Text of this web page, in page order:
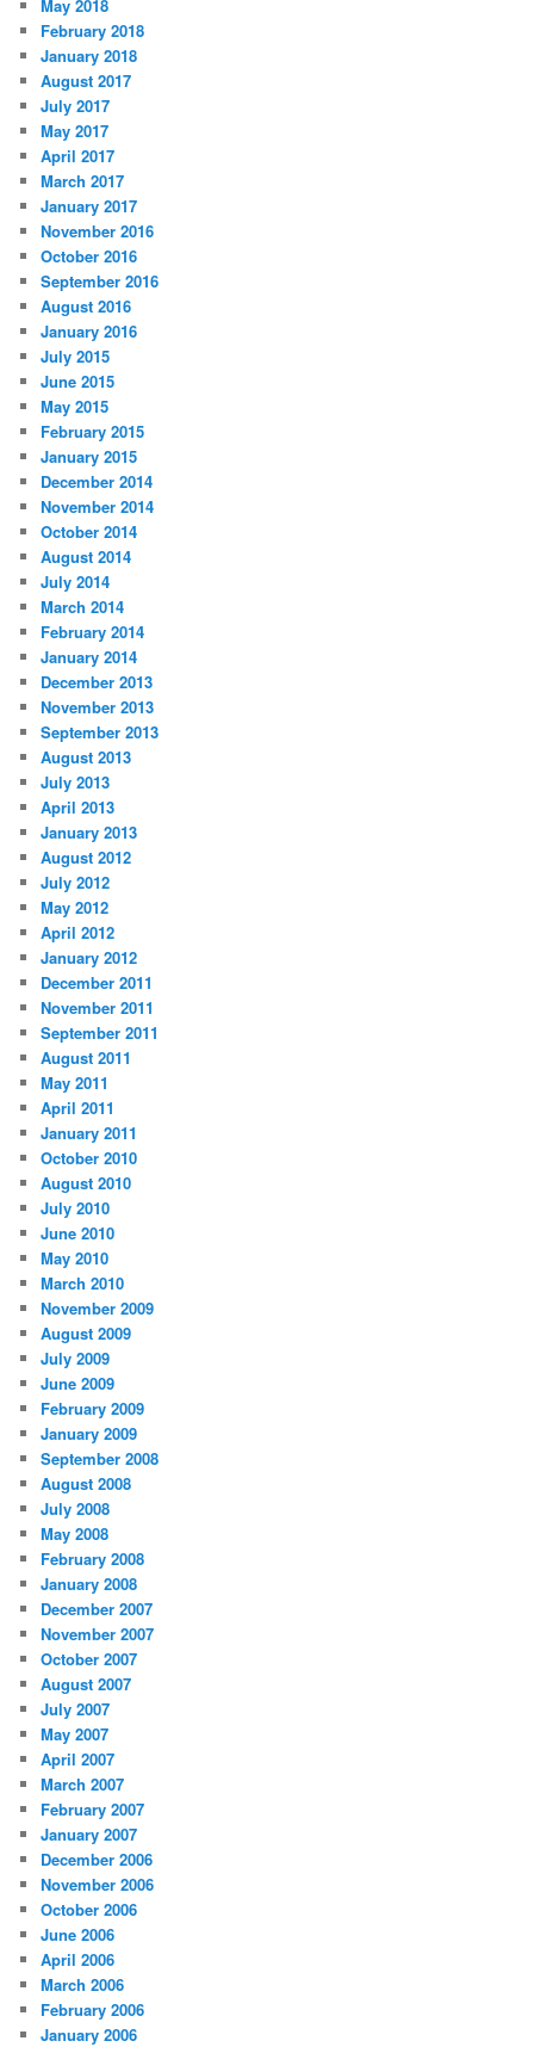
May 2018
February 2018
January 2018
August 2017
July 2017
May 2017
April 2017
March 2017
January 2017
November 2016
October 2016
September 2016
August 2016
January 2016
July 2015
June 2015
May 2015
February 2015
January 2015
December 2014
November 2014
October 2014
August 2014
July 2014
March 2014
February 2014
January 2014
December 2013
November 2013
September 2013
August 2013
July 2013
April 2013
January 2013
August 2012
July 2012
May 2012
April 2012
January 2012
December 2011
November 2011
September 2011
August 2011
May 2011
April 2011
January 2011
October 2010
August 2010
July 2010
June 2010
May 2010
March 2010
November 2009
August 2009
July 2009
June 2009
February 2009
January 2009
September 2008
August 2008
July 2008
May 2008
February 2008
January 2008
December 2007
November 2007
October 2007
August 2007
July 2007
May 2007
April 2007
March 2007
February 2007
January 2007
December 2006
November 2006
October 2006
June 2006
April 2006
March 2006
February 2006
January 2006